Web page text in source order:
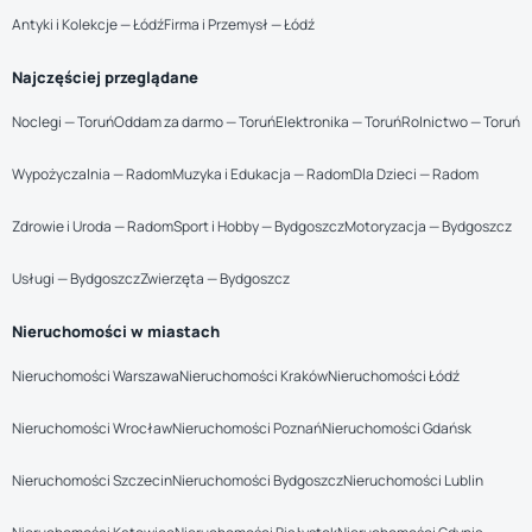
Antyki i Kolekcje — ŁódźFirma i Przemysł — Łódź
Najczęściej przeglądane
Noclegi — ToruńOddam za darmo — ToruńElektronika — ToruńRolnictwo — Toruń
Wypożyczalnia — RadomMuzyka i Edukacja — RadomDla Dzieci — Radom
Zdrowie i Uroda — RadomSport i Hobby — BydgoszczMotoryzacja — Bydgoszcz
Usługi — BydgoszczZwierzęta — Bydgoszcz
Nieruchomości w miastach
Nieruchomości WarszawaNieruchomości KrakówNieruchomości Łódź
Nieruchomości WrocławNieruchomości PoznańNieruchomości Gdańsk
Nieruchomości SzczecinNieruchomości BydgoszczNieruchomości Lublin